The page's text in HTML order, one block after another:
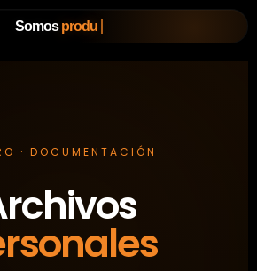
Somosec
· DOCUMENTACIÓN